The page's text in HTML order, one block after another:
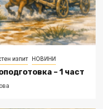
изпит НОВИНИ
– 1 част